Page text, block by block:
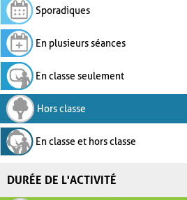
Sporadiques
En plusieurs séances
En classe seulement
Hors classe
En classe et hors classe
DURÉE DE L'ACTIVITÉ